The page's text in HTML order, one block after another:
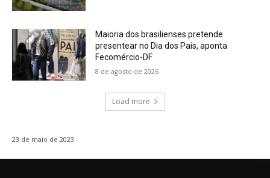
Maioria dos brasilienses pretende
presentear no Dia dos Pais, aponta
Fecomércio-DF
8 de agosto de 2026
Load more
23 de maio de 2023